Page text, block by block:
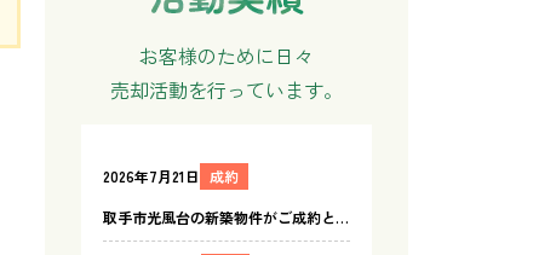
お客様のために日々
売却活動を行っています。